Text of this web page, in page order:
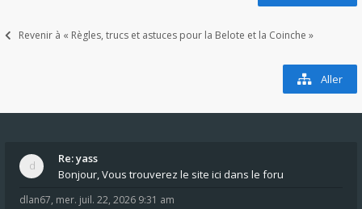
Revenir à « Règles, trucs et astuces pour la Belote et la Coinche »
Aller
Re: yass
Bonjour, Vous trouverez le site ici dans le foru
dlan67, mer. juil. 22, 2026 9:31 am